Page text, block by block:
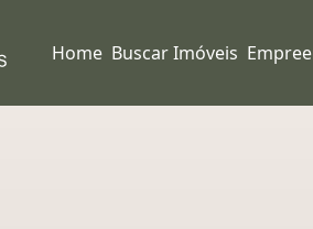
Home Buscar Imóveis